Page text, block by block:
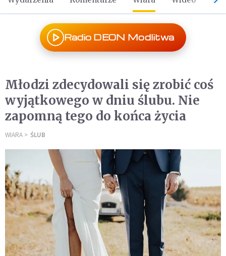
Radio DEON Modlitwa
Młodzi zdecydowali się zrobić coś
wyjątkowego w dniu ślubu. Nie
zapomną tego do końca życia
WIARA ŚLUB